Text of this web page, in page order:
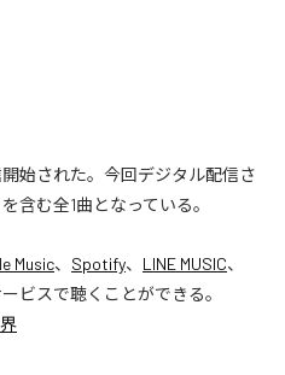
開始された。今回デジタル配信さ
含む全1曲となっている。
Music、 Spotify、 LINE MUSIC、
ビスで聴くことができる。